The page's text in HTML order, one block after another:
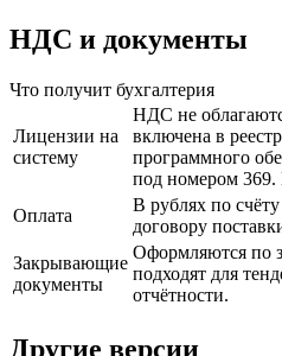
НДС и документы
Что получит бухгалтерия
Лицензии на
систему
НДС не
включена в
программного
под номером 369.
Оплата
В рублях по
договору
Закрывающие
документы
Оформляются по
подходят для
отчётности.
Другие версии